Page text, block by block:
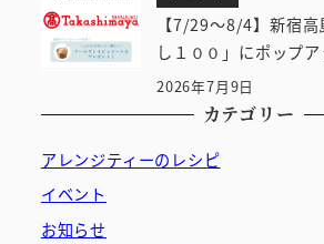
【7/29～8/4】新宿
し１００」にポップ
2026年7月9日
カテゴリー
アレンジティーのレシピ
イベント
お知らせ